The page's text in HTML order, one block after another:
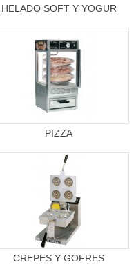
HELADO SOFT Y YOGUR
PIZZA
CREPES Y GOFRES